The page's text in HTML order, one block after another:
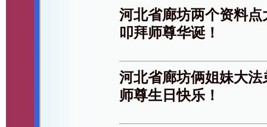
河北省廊坊两个资料
叩拜师尊华诞！
河北省廊坊俩姐妹大
师尊生日快乐！